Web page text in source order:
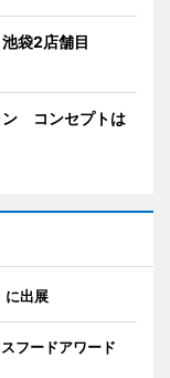
袋2店舗目
ン コンセプトは
に出展
フードアワード